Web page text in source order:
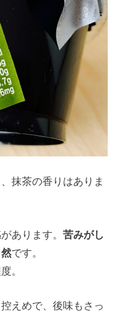
抹茶の香りはありま
あります。苦みがし
です。
。
えめで、後味もさっ